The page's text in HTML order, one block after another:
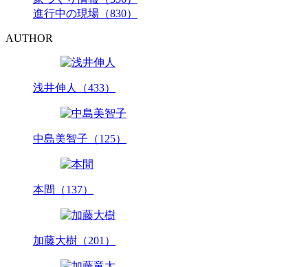
進行中の現場（830）
AUTHOR
浅井伸人（433）
中島美智子（125）
本間（137）
加藤大樹（201）